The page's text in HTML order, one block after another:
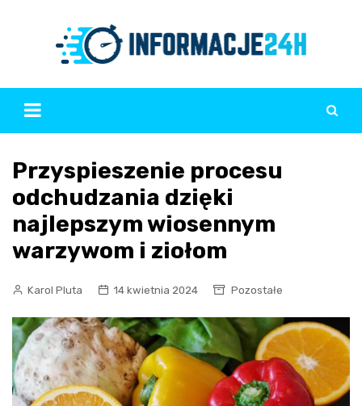
Przyspieszenie procesu
odchudzania dzięki
najlepszym wiosennym
warzywom i ziołom
Karol Pluta 14 kwietnia 2024 Pozostałe